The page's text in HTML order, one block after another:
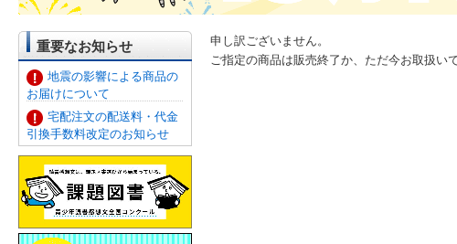
重要なお知らせ
地震の影響による商品の
お届けについて
宅配注文の配送料・代金
引換手数料改定のお知らせ
申し訳ございません。
ご指定の商品は販売終了か、ただ今お取扱い